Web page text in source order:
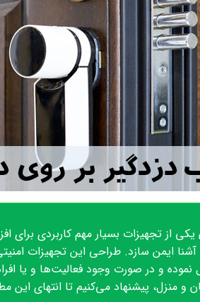
یکی از تجهیزات بسیار مهم کاربردی
آشنا ایمن سازد. طراحی این تجهیزات
نموده و در صورت وجود فعالیت‌ها و یا
و منزل، پیشنهاد می‌کنیم تا انتهای